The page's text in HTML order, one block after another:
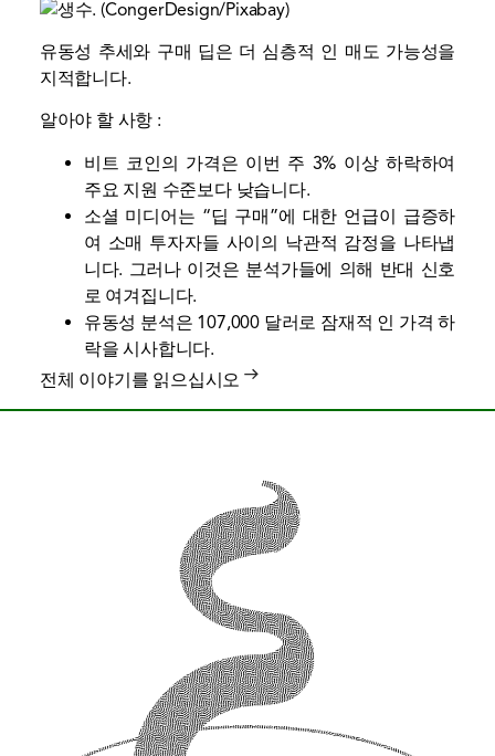
유동성 추세와 구매 딥은 더 심층적 인 매도 가능성을
지적합니다.
알아야 할 사항 :
비트 코인의 가격은 이번 주 3% 이상 하락하여
주요 지원 수준보다 낮습니다.
소셜 미디어는 “딥 구매”에 대한 언급이 급증하
여 소매 투자자들 사이의 낙관적 감정을 나타냅
니다. 그러나 이것은 분석가들에 의해 반대 신호
로 여겨집니다.
유동성 분석은 107,000 달러로 잠재적 인 가격 하
락을 시사합니다.
전체 이야기를 읽으십시오